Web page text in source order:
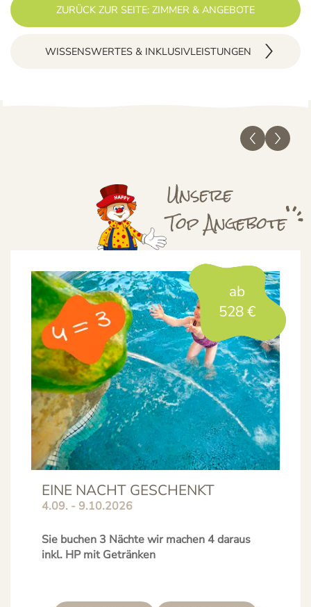
ZURÜCK ZUR SEITE: ZIMMER & ANGEBOTE
WISSENSWERTES & INKLUSIVLEISTUNGEN
Unsere
TopAngebote
EINE NACHT GESCHENKT
4.09. - 9.10.2026
Sie buchen 3 Nächte wir machen 4 daraus
inkl. HP mit Getränken
ab
528€